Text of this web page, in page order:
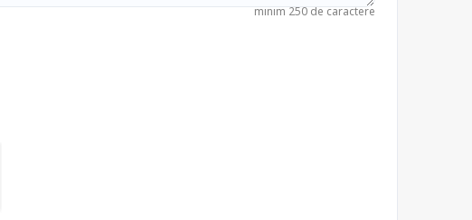
minim 250 de caractere